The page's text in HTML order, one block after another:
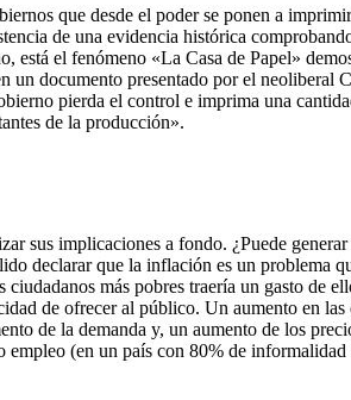
que desde el poder se ponen a
de una evidencia histórica
está el fenómeno «La Casa de Papel»
documento presentado por el neoliberal
pierda el control e imprima una
de la producción».
sus implicaciones a fondo. ¿Puede
declarar que la inflación es un problema
más pobres traería un gasto de
de ofrecer al público. Un aumento en las
de la demanda y, un aumento de los
(en un país con 80% de